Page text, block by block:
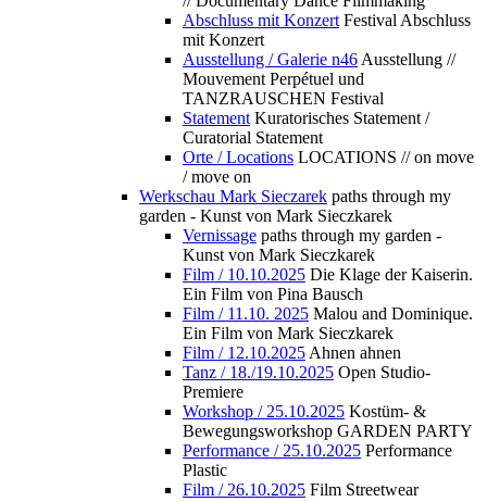
Abschluss mit Konzert Festival Abschluss
mit Konzert
Ausstellung / Galerie n46 Ausstellung //
Mouvement Perpétuel und
TANZRAUSCHEN Festival
Statement Kuratorisches Statement /
Curatorial Statement
Orte / Locations LOCATIONS // on move
/ move on
Werkschau Mark Sieczarek paths through my
garden - Kunst von Mark Sieczkarek
Vernissage paths through my garden -
Kunst von Mark Sieczkarek
Film / 10.10.2025 Die Klage der Kaiserin.
Ein Film von Pina Bausch
Film / 11.10. 2025 Malou and Dominique.
Ein Film von Mark Sieczkarek
Film / 12.10.2025 Ahnen ahnen
Tanz / 18./19.10.2025 Open Studio-
Premiere
Workshop / 25.10.2025 Kostüm- &
Bewegungsworkshop GARDEN PARTY
Performance / 25.10.2025 Performance
Plastic
Film / 26.10.2025 Film Streetwear